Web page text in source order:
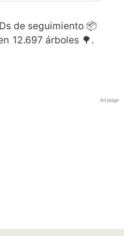
de seguimiento 📦
12.697 árboles 🌳.
Anzeige